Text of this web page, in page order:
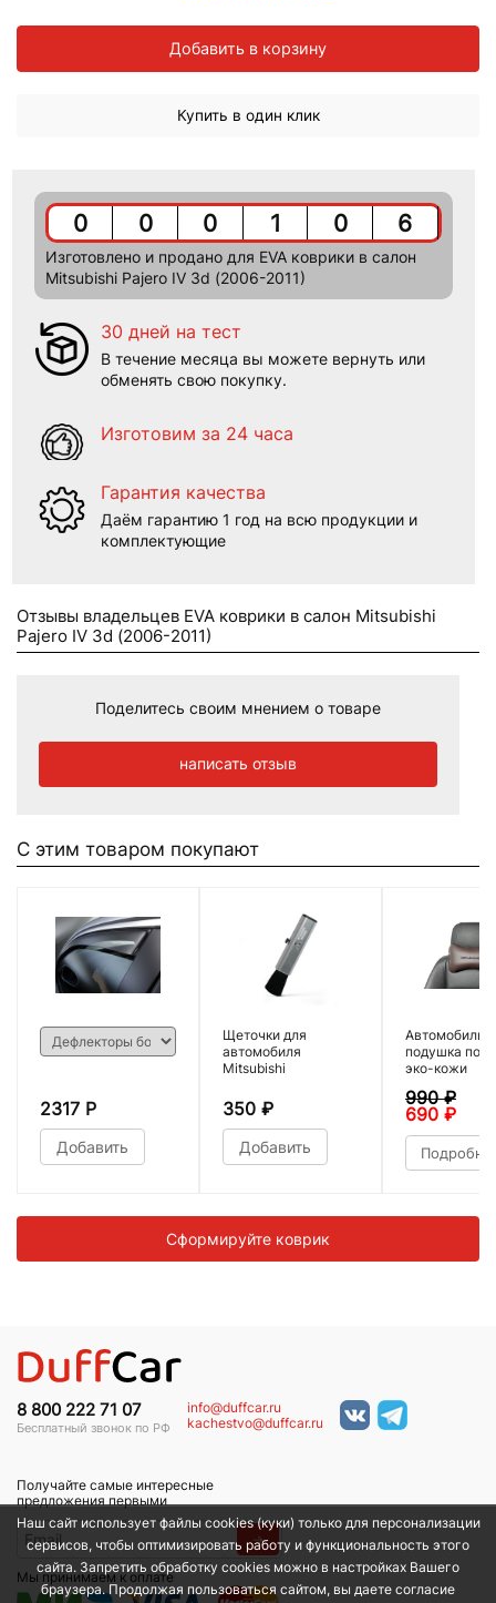
Добавить в корзину
Купить в один клик
0 0 0 1 0 6
Изготовлено и продано для EVA коврики в салон
Mitsubishi Pajero IV 3d (2006-2011)
30 дней на тест
В течение месяца вы можете вернуть или
обменять свою покупку.
Изготовим за 24 часа
Гарантия качества
Даём гарантию 1 год на всю продукции и
комплектующие
Отзывы владельцев EVA коврики в салон Mitsubishi
Pajero IV 3d (2006-2011)
Поделитесь своим мнением о товаре
написать отзыв
С этим товаром покупают
2317 Р
Добавить
Щеточки для
автомобиля
Mitsubishi
350 ₽
Добавить
подушка под
эко-кожи
990₽
690 ₽
Сформируйте коврик
8 800 222 71 07
Бесплатный звонок по РФ
info@duffcar.ru
kachestvo@duffcar.ru
Получайте самые интересные
предложения первыми
→
Мы принимаем к оплате
Наш сайт использует файлы cookies (куки) только для персонализации
сервисов, чтобы оптимизировать работу и функциональность этого
сайта. Запретить обработку cookies можно в настройках Вашего
браузера. Продолжая пользоваться сайтом, вы даете согласие